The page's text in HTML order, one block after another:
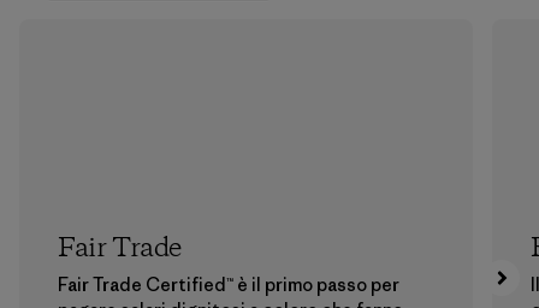
Fair Trade
Fair Trade Certified™ è il primo passo per